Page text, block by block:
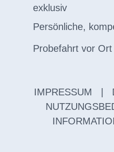
exklusiv
Persönliche,
Probefahrt vor Ort
IMPRESSUM